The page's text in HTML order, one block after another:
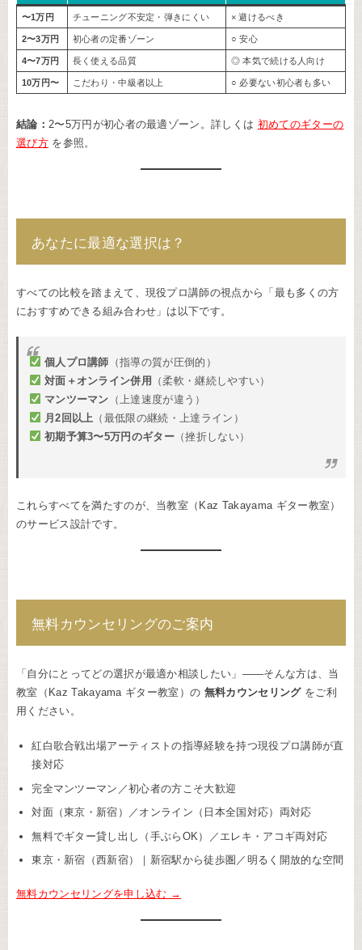
〜1万円 チューニング不安定・弾きにくい × 避けるべき
2〜3万円 初心者の定番ゾーン ○ 安心
4〜7万円 長く使える品質 ◎ 本気で続ける人向け
10万円〜 こだわり・中級者以上 ○ 必要ない初心者も多い
結論： 2〜5万円が初心者の最適ゾーン。詳しくは 初めてのギターの
選び方を参照。
あなたに最適な選択は？
すべての比較を踏まえて、現役プロ講師の視点から「最も多くの方
におすすめできる組み合わせ」は以下です。
個人プロ講師 （指導の質が圧倒的）
対面＋オンライン併用
（柔軟・継続しやすい）
マンツーマン （上達速度が違う）
月2回以上 （最低限の継続・上達ライン）
初期予算3〜5万円のギター （挫折しない）
これらすべてを満たすのが、当教室（Kaz Takayama ギター教室）
のサービス設計です。
無料カウンセリングのご案内
「自分にとってどの選択が最適か相談したい」——そんな方は、当
教室（Kaz Takayama ギター教室）の 無料カウンセリングをご利
用ください。
紅白歌合戦出場アーティストの指導経験を持つ現役プロ講師が直
接対応
完全マンツーマン／初心者の方こそ大歓迎
対面（東京・新宿）／オンライン（日本全国対応）両対応
無料でギター貸し出し（手ぶらOK）／エレキ・アコギ両対応
東京・新宿（西新宿）｜新宿駅から徒歩圏／明るく開放的な空間
無料カウンセリングを申し込む →